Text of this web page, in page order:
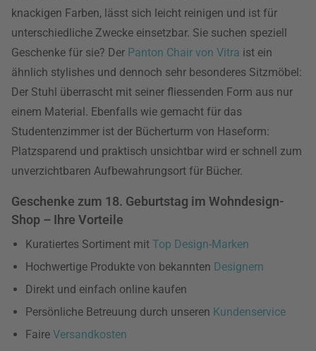
knackigen Farben, lässt sich leicht reinigen und ist für
unterschiedliche Zwecke einsetzbar. Sie suchen speziell
Geschenke für sie? Der Panton Chair von Vitra ist ein
ähnlich stylishes und dennoch sehr besonderes Sitzmöbel:
Der Stuhl überrascht mit seiner fliessenden Form aus nur
einem Material. Ebenfalls wie gemacht für das
Studentenzimmer ist der Bücherturm von Haseform:
Platzsparend und praktisch unsichtbar wird er schnell zum
unverzichtbaren Aufbewahrungsort für Bücher.
Geschenke zum 18. Geburtstag im Wohndesign-
Shop – Ihre Vorteile
Kuratiertes Sortiment mit Top Design-Marken
Hochwertige Produkte von bekannten Designern
Direkt und einfach online kaufen
Persönliche Betreuung durch unseren Kundenservice
Faire Versandkosten